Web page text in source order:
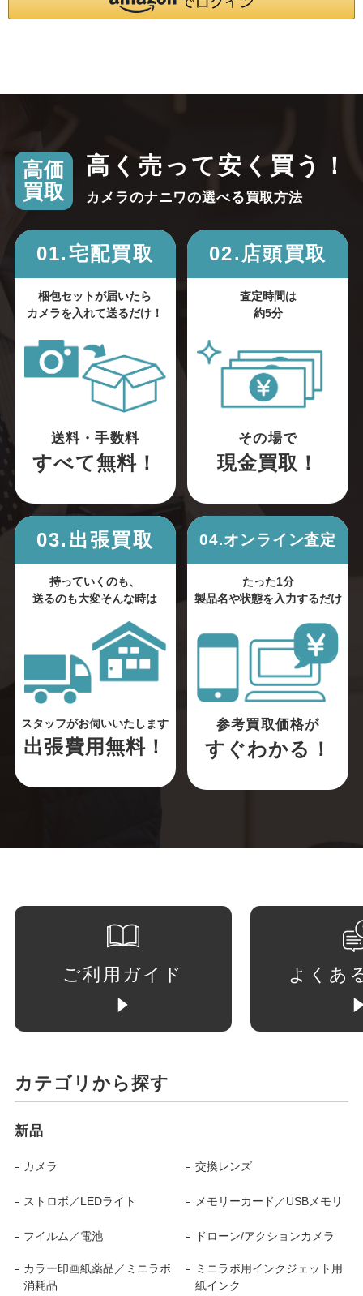
高価
買取
高く売って安く買う！
カメラのナニワの選べる買取方法
01.宅配買取
梱包セットが届いたら
カメラを入れて送るだけ！
送料・手数料
すべて無料！
02.店頭買取
査定時間は
約5分
その場で
現金買取！
03.出張買取
持っていくのも、
送るのも大変そんな時は
スタッフがお伺いいたします
出張費用無料！
04.オンライン査定
たった1分
製品名や状態を入力するだけ
参考買取価格が
すぐわかる！
ご利用ガイド よくあ
カテゴリから探す
新品
カメラ 交換レンズ
ストロボ／LEDライト メモリーカード／USBメモリ
フイルム／電池 ドローン/アクションカメラ
カラー印画紙薬品／ミニラボ
消耗品
ミニラボ用インクジェット用
紙インク